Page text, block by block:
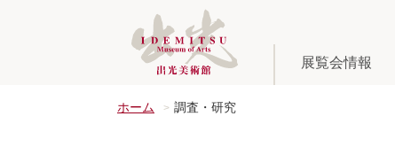
展覧会情報
ホーム 調査・研究